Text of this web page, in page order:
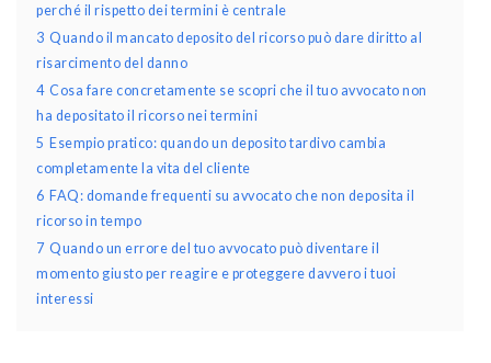
perché il rispetto dei termini è centrale
3 Quando il mancato deposito del ricorso può dare diritto al
risarcimento del danno
4 Cosa fare concretamente se scopri che il tuo avvocato non
ha depositato il ricorso nei termini
5 Esempio pratico: quando un deposito tardivo cambia
completamente la vita del cliente
6 FAQ: domande frequenti su avvocato che non deposita il
ricorso in tempo
7 Quando un errore del tuo avvocato può diventare il
momento giusto per reagire e proteggere davvero i tuoi
interessi